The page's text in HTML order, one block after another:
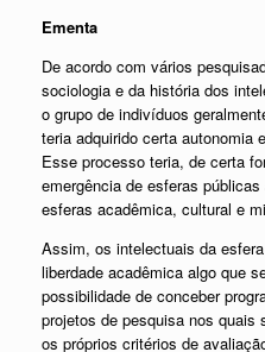
Ementa
De acordo com vários
sociologia e da história dos
o grupo de indivíduos
teria adquirido certa autonomia
Esse processo teria, de certa
emergência de esferas
esferas acadêmica, cultural e
Assim, os intelectuais da
liberdade acadêmica algo que
possibilidade de conceber
projetos de pesquisa nos quais
os próprios critérios de